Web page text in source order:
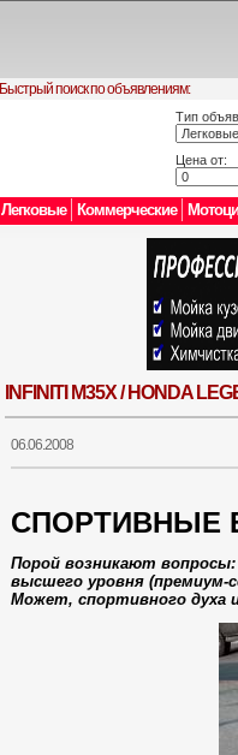
Быстрый поиск по объявлениям:
Тип
Цена от:
Легковые Коммерческие
INFINITI М35Х / HONDA
06.06.2008
СПОРТИВНЫЕ
Порой возникают
высшего уровня (премиум-
Может, спортивного духа